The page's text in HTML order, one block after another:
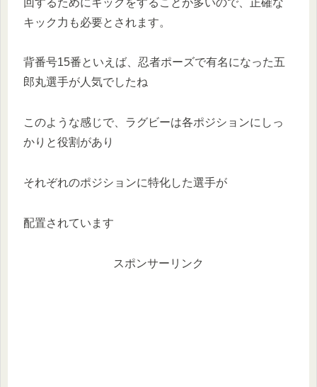
キック力も必要とされます。
背番号15番といえば、忍者ポーズで有名になった五
郎丸選手が人気でしたね
このような感じで、ラグビーは各ポジションにしっ
かりと役割があり
それぞれのポジションに特化した選手が
配置されています
スポンサーリンク